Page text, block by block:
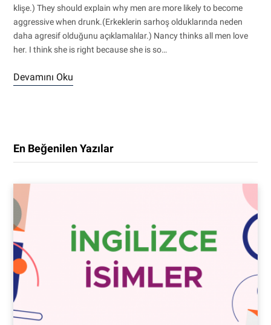
klişe.) They should explain why men are more likely to become
aggressive when drunk.(Erkeklerin sarhoş olduklarında neden
daha agresif olduğunu açıklamalılar.) Nancy thinks all men love
her. I think she is right because she is so…
Devamını Oku
En Beğenilen Yazılar